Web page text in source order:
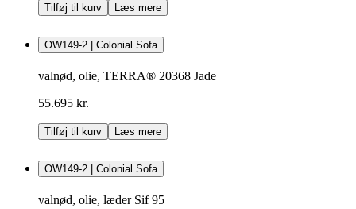
Tilføj til kurv Læs mere
OW149-2 | Colonial Sofa
valnød, olie, TERRA® 20368 Jade
55.695 kr.
Tilføj til kurv Læs mere
OW149-2 | Colonial Sofa
valnød, olie, læder Sif 95